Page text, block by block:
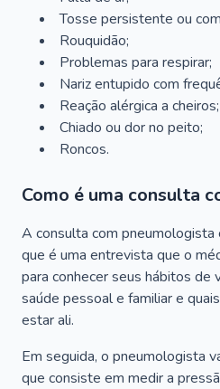
Tosse persistente ou
Rouquidão;
Problemas para respirar;
Nariz entupido com
Reação alérgica a cheiros;
Chiado ou dor no peito;
Roncos.
Como é uma consulta
A consulta com pneumologista
que é uma entrevista que o
para conhecer seus hábitos de
saúde pessoal e familiar e
estar ali.
Em seguida, o pneumologista
que consiste em medir a